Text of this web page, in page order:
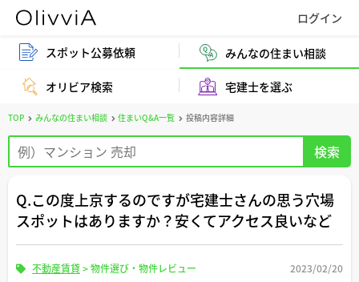
スポット公募依頼 みんなの住まい相談
オリビア検索 宅建士を選ぶ
TOP みんなの住まい相談 住まいQ&A一覧 投稿内容詳細
Q.この度上京するのですが宅建士さんの思う穴場
スポットはありますか？安くてアクセス良いなど
不動産賃貸>物件選び・物件レビュー 2023/02/20